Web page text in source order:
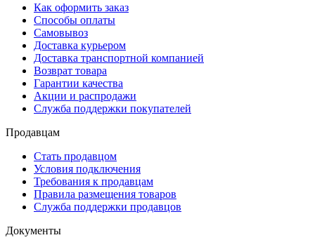
Как оформить заказ
Способы оплаты
Самовывоз
Доставка курьером
Доставка транспортной компанией
Возврат товара
Гарантии качества
Акции и распродажи
Служба поддержки покупателей
Продавцам
Стать продавцом
Условия подключения
Требования к продавцам
Правила размещения товаров
Служба поддержки продавцов
Документы